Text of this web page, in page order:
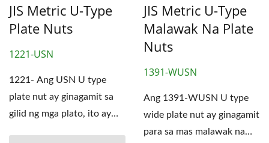
JIS Metric U-Type
Plate Nuts
1221-USN
1221- Ang USN U type
plate nut ay ginagamit sa
gilid ng mga plato, ito ay
JIS Metric U-Type
Malawak Na Plate
Nuts
1391-WUSN
Ang 1391-WUSN U type
wide plate nut ay ginagamit
para sa mas malawak na